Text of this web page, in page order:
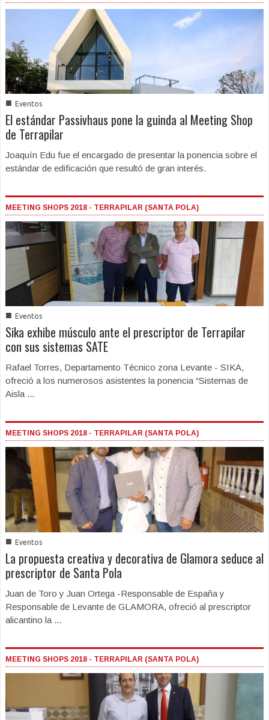
■ Eventos
El estándar Passivhaus pone la guinda al Meeting Shop
de Terrapilar
Joaquín Edu fue el encargado de presentar la ponencia sobre el
estándar de edificación que resultó de gran interés.
MEETING SHOPS 2018 - TERRAPILAR (SANTA POLA)
■ Eventos
Sika exhibe músculo ante el prescriptor de Terrapilar
con sus sistemas SATE
Rafael Torres, Departamento Técnico zona Levante - SIKA,
ofreció a los numerosos asistentes la ponencia “Sistemas de
Aisla ...
MEETING SHOPS 2018 - TERRAPILAR (SANTA POLA)
■ Eventos
La propuesta creativa y decorativa de Glamora seduce al
prescriptor de Santa Pola
Juan de Toro y Juan Ortega -Responsable de España y
Responsable de Levante de GLAMORA, ofreció al prescriptor
alicantino la ...
MEETING SHOPS 2018 - TERRAPILAR (SANTA POLA)